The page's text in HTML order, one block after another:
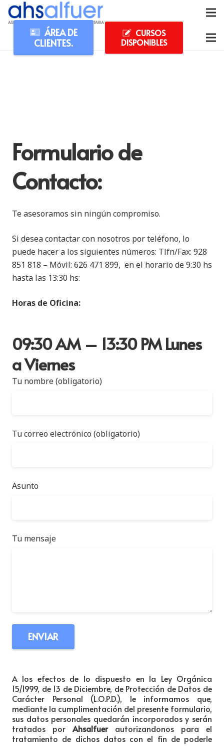
ÁREA DE
CLIENTES.
CURSOS
DISPONIBLES
Formulario de
Contacto:
Te asesoramos sin ningún compromiso.
Si desea contactar con nosotros por teléfono, lo
puede hacer a los siguientes números: Tlfn/Fax: 928
851 818 – Móvil: 626 471 899, en el horario de 9:30 hs
hasta las 13:30 hs:
Horas de Oficina:
09:30 AM – 13:30 PM Lunes
a Viernes
Tu nombre (obligatorio)
Tu correo electrónico (obligatorio)
Asunto
Tu mensaje
A los efectos de lo dispuesto en la Ley Orgánica
15/1999, de 13 de Diciembre, de Protección de Datos de
Carácter Personal (L.O.P.D.), le informamos que,
mediante la cumplimentación del presente formulario,
sus datos personales quedarán incorporados y serán
tratados por Ahsalfuer autorizandonos para el
tratamiento de dichos datos con el fin de poderle